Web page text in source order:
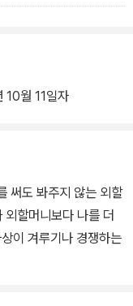
월 11일자
써도 봐주지 않는 외할
외할머니보다 나를 더
이 겨루기나 경쟁하는